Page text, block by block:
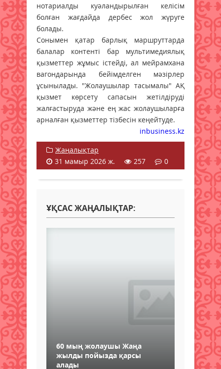
нотариалды куәландырылған келісім
болған жағдайда дербес жол жүруге
болады.
Сонымен қатар барлық маршруттарда
балалар контенті бар мультимедиялық
қызметтер жұмыс істейді, ал мейрамхана
вагондарында бейімделген мәзірлер
ұсынылады. "Жолаушылар тасымалы" АҚ
қызмет көрсету сапасын жетілдіруді
жалғастыруда және ең жас жолаушыларға
арналған қызметтер тізбесін кеңейтуде.
inbusiness.kz
Жаңалықтар
31 мамыр 2026 ж.
257 0
ҰҚСАС ЖАҢАЛЫҚТАР:
60 мың жолаушы Жаңа
жылды пойызда қарсы
алады